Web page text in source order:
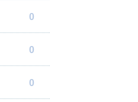
0
0
0